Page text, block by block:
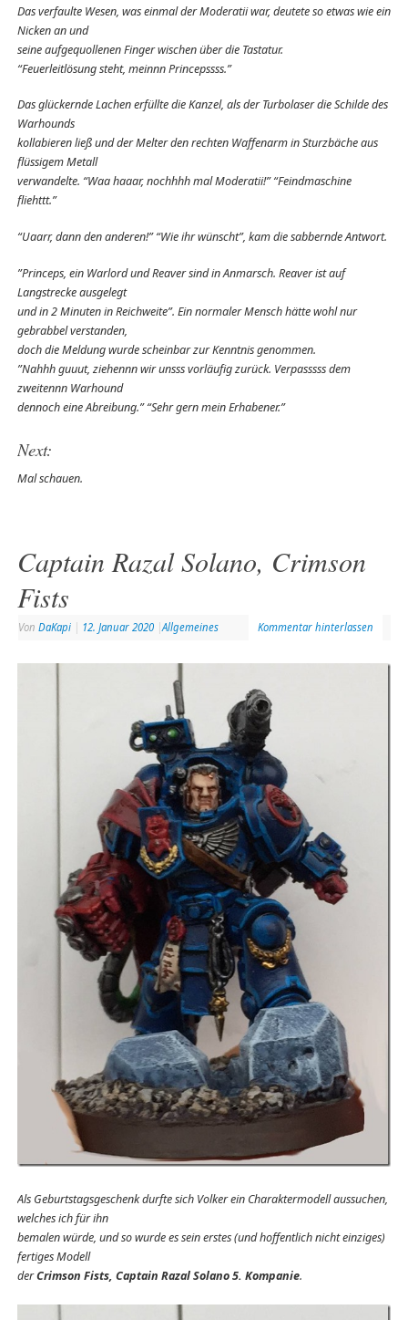
Das verfaulte Wesen, was einmal der Moderatii war, deutete so etwas wie ein
Nicken an und
seine aufgequollenen Finger wischen über die Tastatur.
“Feuerleitlösung steht, meinnn Princepssss.”
Das glückernde Lachen erfüllte die Kanzel, als der Turbolaser die Schilde des
Warhounds
kollabieren ließ und der Melter den rechten Waffenarm in Sturzbäche aus
flüssigem Metall
verwandelte. “Waa haaar, nochhhh mal Moderatii!” “Feindmaschine
fliehttt.”
“Uaarr, dann den anderen!” “Wie ihr wünscht”, kam die sabbernde Antwort.
”Princeps, ein Warlord und Reaver sind in Anmarsch. Reaver ist auf
Langstrecke ausgelegt
und in 2 Minuten in Reichweite”. Ein normaler Mensch hätte wohl nur
gebrabbel verstanden,
doch die Meldung wurde scheinbar zur Kenntnis genommen.
”Nahhh guuut, ziehennn wir unsss vorläufig zurück. Verpasssss dem
zweitennn Warhound
dennoch eine Abreibung.” “Sehr gern mein Erhabener.”
Next:
Mal schauen.
Captain Razal Solano, Crimson
Fists
Von DaKapi 12. Januar 2020 Allgemeines Kommentar hinterlassen
Als Geburtstagsgeschenk durfte sich Volker ein Charaktermodell aussuchen,
welches ich für ihn
bemalen würde, und so wurde es sein erstes (und hoffentlich nicht einziges)
fertiges Modell
derCrimson Fists, Captain Razal Solano 5. Kompanie.